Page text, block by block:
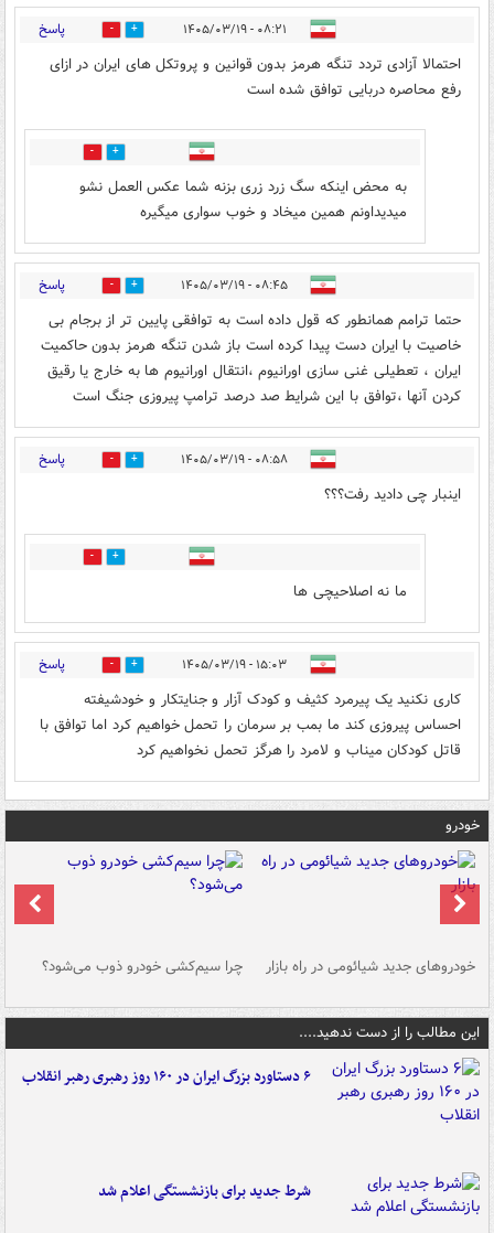
۰۸:۲۱ - ۱۴۰۵/۰۳/۱۹ 1 پاسخ
احتمالا آزادی تردد تنگه هرمز بدون قوانین و پروتکل های ایران در ازای
رفع محاصره دربایی توافق شده است
0
به محض اینکه سگ زرد زری بزنه شما عکس العمل نشو
میدیداونم همین میخاد و خوب سواری میگیره
۰۸:۴۵ - ۱۴۰۵/۰۳/۱۹ 1 پاسخ
حتما ترامم همانطور که قول داده است به توافقی پایین تر از برجام بی
خاصیت با ایران دست پیدا کرده است باز شدن تنگه هرمز بدون حاکمیت
ایران ، تعطیلی غنی سازی اورانیوم ،انتقال اورانیوم ها به خارج یا رقیق
کردن آنها ،توافق با این شرایط صد درصد ترامپ پیروزی جنگ است
۰۸:۵۸ - ۱۴۰۵/۰۳/۱۹ 1 پاسخ
اینبار چی دادید رفت؟؟؟
0
ما نه اصلاحیچی ها
۱۵:۰۳ - ۱۴۰۵/۰۳/۱۹ 1 پاسخ
کاری نکنید یک پیرمرد کثیف و کودک آزار و جنایتکار و خودشیفته
احساس پیروزی کند ما بمب بر سرمان را تحمل خواهیم کرد اما توافق با
قاتل کودکان میناب و لامرد را هرگز تحمل نخواهیم کرد
خودرو
خودروهای جدید شیائومی در راه بازار چرا سیم‌کشی خودرو ذوب می‌شود؟
این مطالب را از دست ندهید....
۶ دستاورد بزرگ ایران در ۱۶۰ روز رهبری رهبر انقلاب
شرط جدید برای بازنشستگی اعلام شد